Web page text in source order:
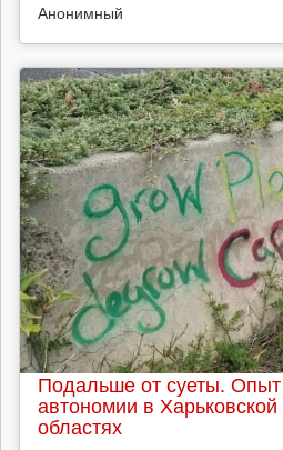
Анонимный
Подальше от суеты. Опыт
автономии в
областях